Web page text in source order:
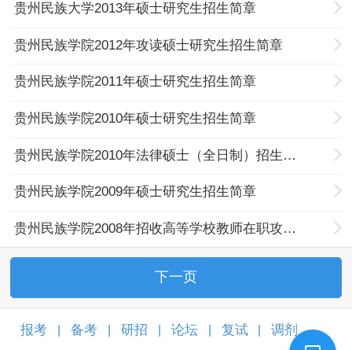
贵州民族大学2013年硕士研究生招生简章
贵州民族学院2012年攻读硕士研究生招生简章
贵州民族学院2011年硕士研究生招生简章
贵州民族学院2010年硕士研究生招生简章
贵州民族学院2010年法律硕士（全日制）招生简章
贵州民族学院2009年硕士研究生招生简章
贵州民族学院2008年招收高等学校教师在职攻读硕士学位招生简章
下一页
报考 备考 研招 论坛 复试 调剂